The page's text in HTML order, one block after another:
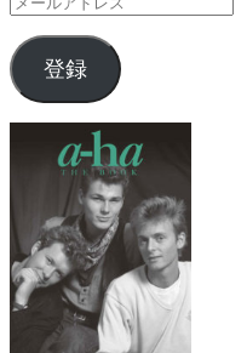
ル
ア
登録